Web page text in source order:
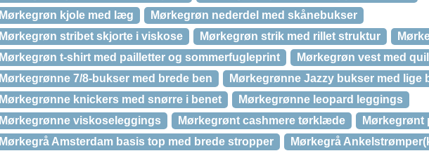
Mørkegrøn kjole med læg
Mørkegrøn nederdel med skånebukser
Mørkegrøn stribet skjorte i viskose
Mørkegrøn strik med rillet struktur
Mørkegrøn t-shirt med pailletter og sommerfugleprint
Mørkegrøn vest med
Mørkegrønne 7/8-bukser med brede ben
Mørkegrønne Jazzy bukser med lige
Mørkegrønne knickers med snørre i benet
Mørkegrønne leopard leggings
Mørkegrønne viskoseleggings
Mørkegrønt cashmere tørklæde
Mørkegrønt
Mørkegrå Amsterdam basis top med brede stropper
Mørkegrå